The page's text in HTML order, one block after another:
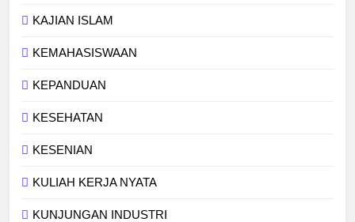
KAJIAN ISLAM
KEMAHASISWAAN
KEPANDUAN
KESEHATAN
KESENIAN
KULIAH KERJA NYATA
KUNJUNGAN INDUSTRI